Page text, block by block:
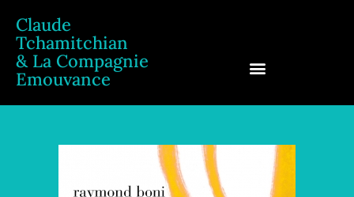
Claude
Tchamitchian
& La Compagnie
Emouvance